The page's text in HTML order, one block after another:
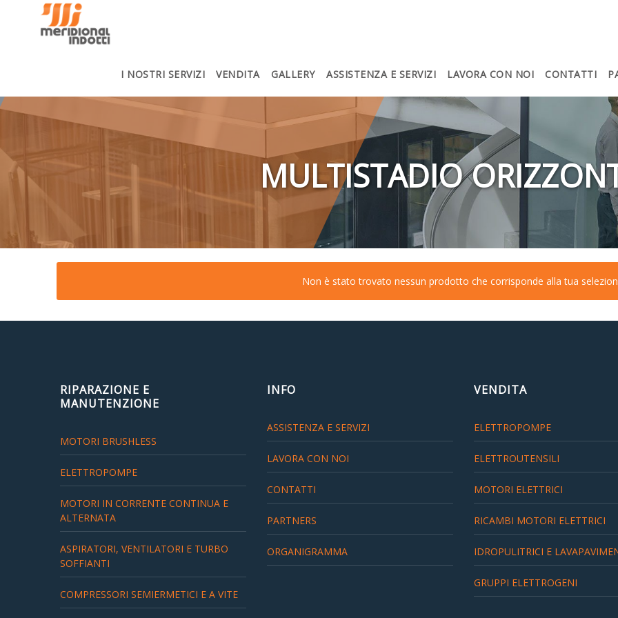
I NOSTRI SERVIZI VENDITA GALLERY ASSISTENZA E SERVIZI LAVORA CON NOI CONTATTI
MULTISTADIO
Non è stato trovato nessun prodotto che corrisponde alla tua
RIPARAZIONE E
MANUTENZIONE
MOTORI BRUSHLESS
ELETTROPOMPE
MOTORI IN CORRENTE CONTINUA E
ALTERNATA
ASPIRATORI, VENTILATORI E TURBO
SOFFIANTI
COMPRESSORI SEMIERMETICI E A VITE
INFO
ASSISTENZA E SERVIZI
LAVORA CON NOI
CONTATTI
PARTNERS
ORGANIGRAMMA
VENDITA
ELETTROPOMPE
ELETTROUTENSILI
MOTORI ELETTRICI
RICAMBI MOTORI ELETTRICI
IDROPULITRICI E
GRUPPI ELETTROGENI
Assistenza
e Servizi
noi